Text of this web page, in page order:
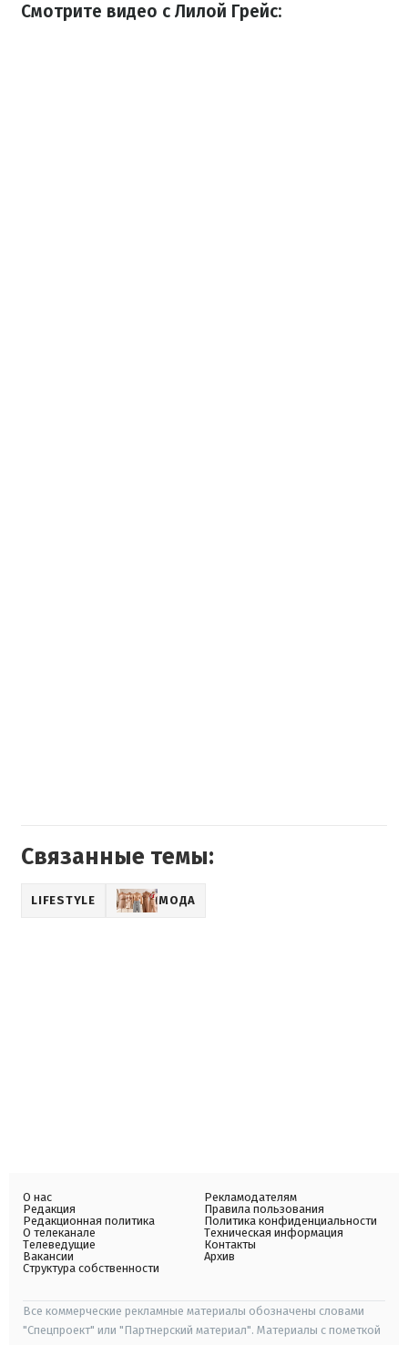
Смотрите видео с Лилой Грейс:
Связанные темы:
LIFESTYLE МОДА
О нас
Редакция
Редакционная политика
О телеканале
Телеведущие
Вакансии
Структура собственности
Рекламодателям
Правила пользования
Политика конфиденциальности
Техническая информация
Контакты
Архив
Все коммерческие рекламные материалы обозначены словами
"Спецпроект" или "Партнерский материал". Материалы с пометкой